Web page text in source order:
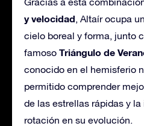
y velocidad, Altaír ocupa
cielo boreal y forma, junto
famoso Triángulo de
conocido en el hemisferio
permitido comprender
de las estrellas rápidas y
rotación en su evolución.